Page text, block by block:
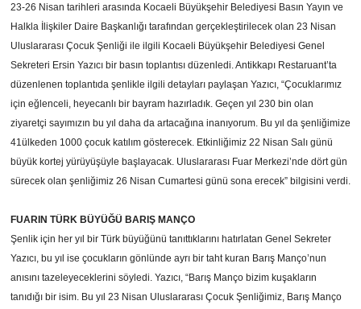
23-26 Nisan tarihleri arasında Kocaeli Büyükşehir Belediyesi Basın Yayın ve
Halkla İlişkiler Daire Başkanlığı tarafından gerçekleştirilecek olan 23 Nisan
Uluslararası Çocuk Şenliği ile ilgili Kocaeli Büyükşehir Belediyesi Genel
Sekreteri Ersin Yazıcı bir basın toplantısı düzenledi. Antikkapı Restaruant’ta
düzenlenen toplantıda şenlikle ilgili detayları paylaşan Yazıcı, “Çocuklarımız
için eğlenceli, heyecanlı bir bayram hazırladık. Geçen yıl 230 bin olan
ziyaretçi sayımızın bu yıl daha da artacağına inanıyorum. Bu yıl da şenliğimize
41ülkeden 1000 çocuk katılım gösterecek. Etkinliğimiz 22 Nisan Salı günü
büyük kortej yürüyüşüyle başlayacak. Uluslararası Fuar Merkezi’nde dört gün
sürecek olan şenliğimiz 26 Nisan Cumartesi günü sona erecek” bilgisini verdi.
FUARIN TÜRK BÜYÜĞÜ BARIŞ MANÇO
Şenlik için her yıl bir Türk büyüğünü tanıttıklarını hatırlatan Genel Sekreter
Yazıcı, bu yıl ise çocukların gönlünde ayrı bir taht kuran Barış Manço’nun
anısını tazeleyeceklerini söyledi. Yazıcı, “Barış Manço bizim kuşakların
tanıdığı bir isim. Bu yıl 23 Nisan Uluslararası Çocuk Şenliğimiz, Barış Manço